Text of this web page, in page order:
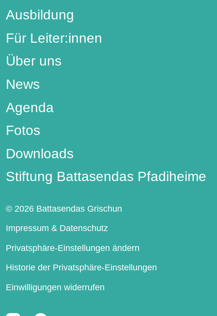
Ausbildung
Für Leiter:innen
Über uns
News
Agenda
Fotos
Downloads
Stiftung Battasendas Pfadiheime
© 2026 Battasendas Grischun
Footer-Hauptnavigation
Impressum & Datenschutz
Privatsphäre-Einstellungen ändern
Historie der Privatsphäre-Einstellungen
Einwilligungen widerrufen